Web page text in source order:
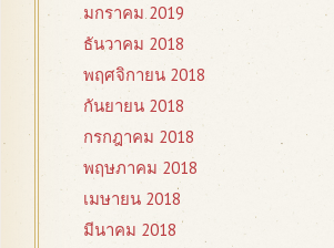
มกราคม 2019
ธันวาคม 2018
พฤศจิกายน 2018
กันยายน 2018
กรกฎาคม 2018
พฤษภาคม 2018
เมษายน 2018
มีนาคม 2018